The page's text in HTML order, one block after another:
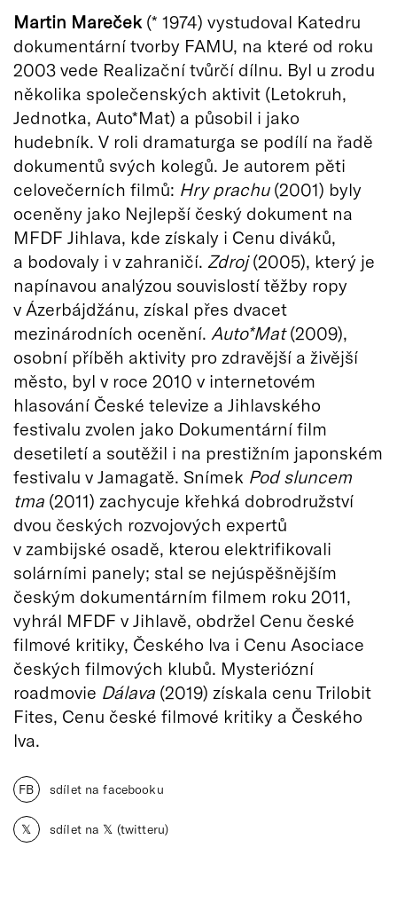
Martin Mareček (* 1974) vystudoval Katedru
dokumentární tvorby FAMU, na které od roku
2003 vede Realizační tvůrčí dílnu. Byl u zrodu
několika společenských aktivit (Letokruh,
Jednotka, Auto*Mat) a působil i jako
hudebník. V roli dramaturga se podílí na řadě
dokumentů svých kolegů. Je autorem pěti
celovečerních filmů: Hry prachu(2001) byly
oceněny jako Nejlepší český dokument na
MFDF Jihlava, kde získaly i Cenu diváků,
a bodovaly i v zahraničí. Zdroj(2005), který je
napínavou analýzou souvislostí těžby ropy
v Ázerbájdžánu, získal přes dvacet
mezinárodních ocenění. Auto*Mat(2009),
osobní příběh aktivity pro zdravější a živější
město, byl v roce 2010 v internetovém
hlasování České televize a Jihlavského
festivalu zvolen jako Dokumentární film
desetiletí a soutěžil i na prestižním japonském
festivalu v Jamagatě. Snímek Pod sluncem
tma (2011) zachycuje křehká dobrodružství
dvou českých rozvojových expertů
v zambijské osadě, kterou elektrifikovali
solárními panely; stal se nejúspěšnějším
českým dokumentárním filmem roku 2011,
vyhrál MFDF v Jihlavě, obdržel Cenu české
filmové kritiky, Českého lva i Cenu Asociace
českých filmových klubů. Mysteriózní
roadmovie Dálava (2019) získala cenu Trilobit
Fites, Cenu české filmové kritiky a Českého
lva.
FB sdílet na facebooku
𝕏 sdílet na 𝕏 (twitteru)